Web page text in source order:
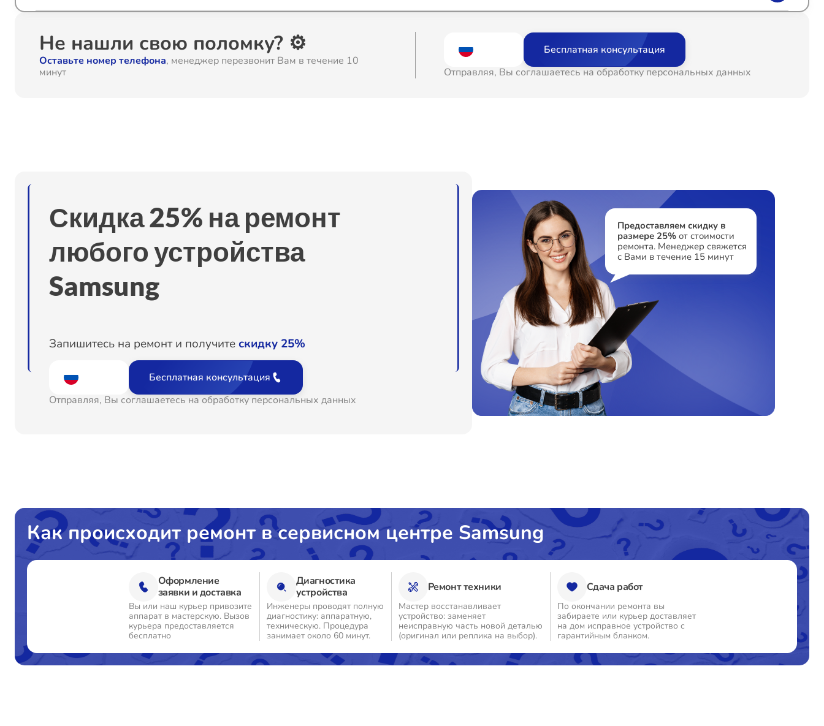
Устранение короткого замыкания от 60 минут от 1400₽
Настройка от 60 минут
Ремонт кнопки от 60 минут от 1200₽
Восстановление после попадания влаги от 60 минут
от 60 минут
Не нашли свою поломку? ⚙️
Оставьте номер телефона, менеджер перезвонит Вам в течение 10
минут
Бесплатная консультация
Отправляя, Вы соглашаетесь на обработку персональных данных
Скидка 25% на ремонт
любого устройства
Samsung
Запишитесь на ремонт и получитескидку 25%
Бесплатная консультация
Отправляя, Вы соглашаетесь на обработку персональных данных
Предоставляем скидку в
размере 25% от стоимости
ремонта. Менеджер свяжется
с Вами в течение 15 минут
Как происходит ремонт в сервисном центре Samsung
Оформление
заявки и доставка
Вы или наш курьер привозите
аппарат в мастерскую. Вызов
курьера предоставляется
бесплатно
Диагностика
устройства
Инженеры проводят полную
диагностику: аппаратную,
техническую. Процедура
занимает около 60 минут.
Ремонт техники
Мастер восстанавливает
устройство: заменяет
неисправную часть новой деталью
(оригинал или реплика на выбор).
Сдача работ
По окончании ремонта вы
забираете или курьер доставляет
на дом исправное устройство с
гарантийным бланком.